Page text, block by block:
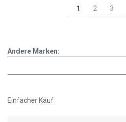
1 2 3
Andere Marken:
Einfacher Kauf